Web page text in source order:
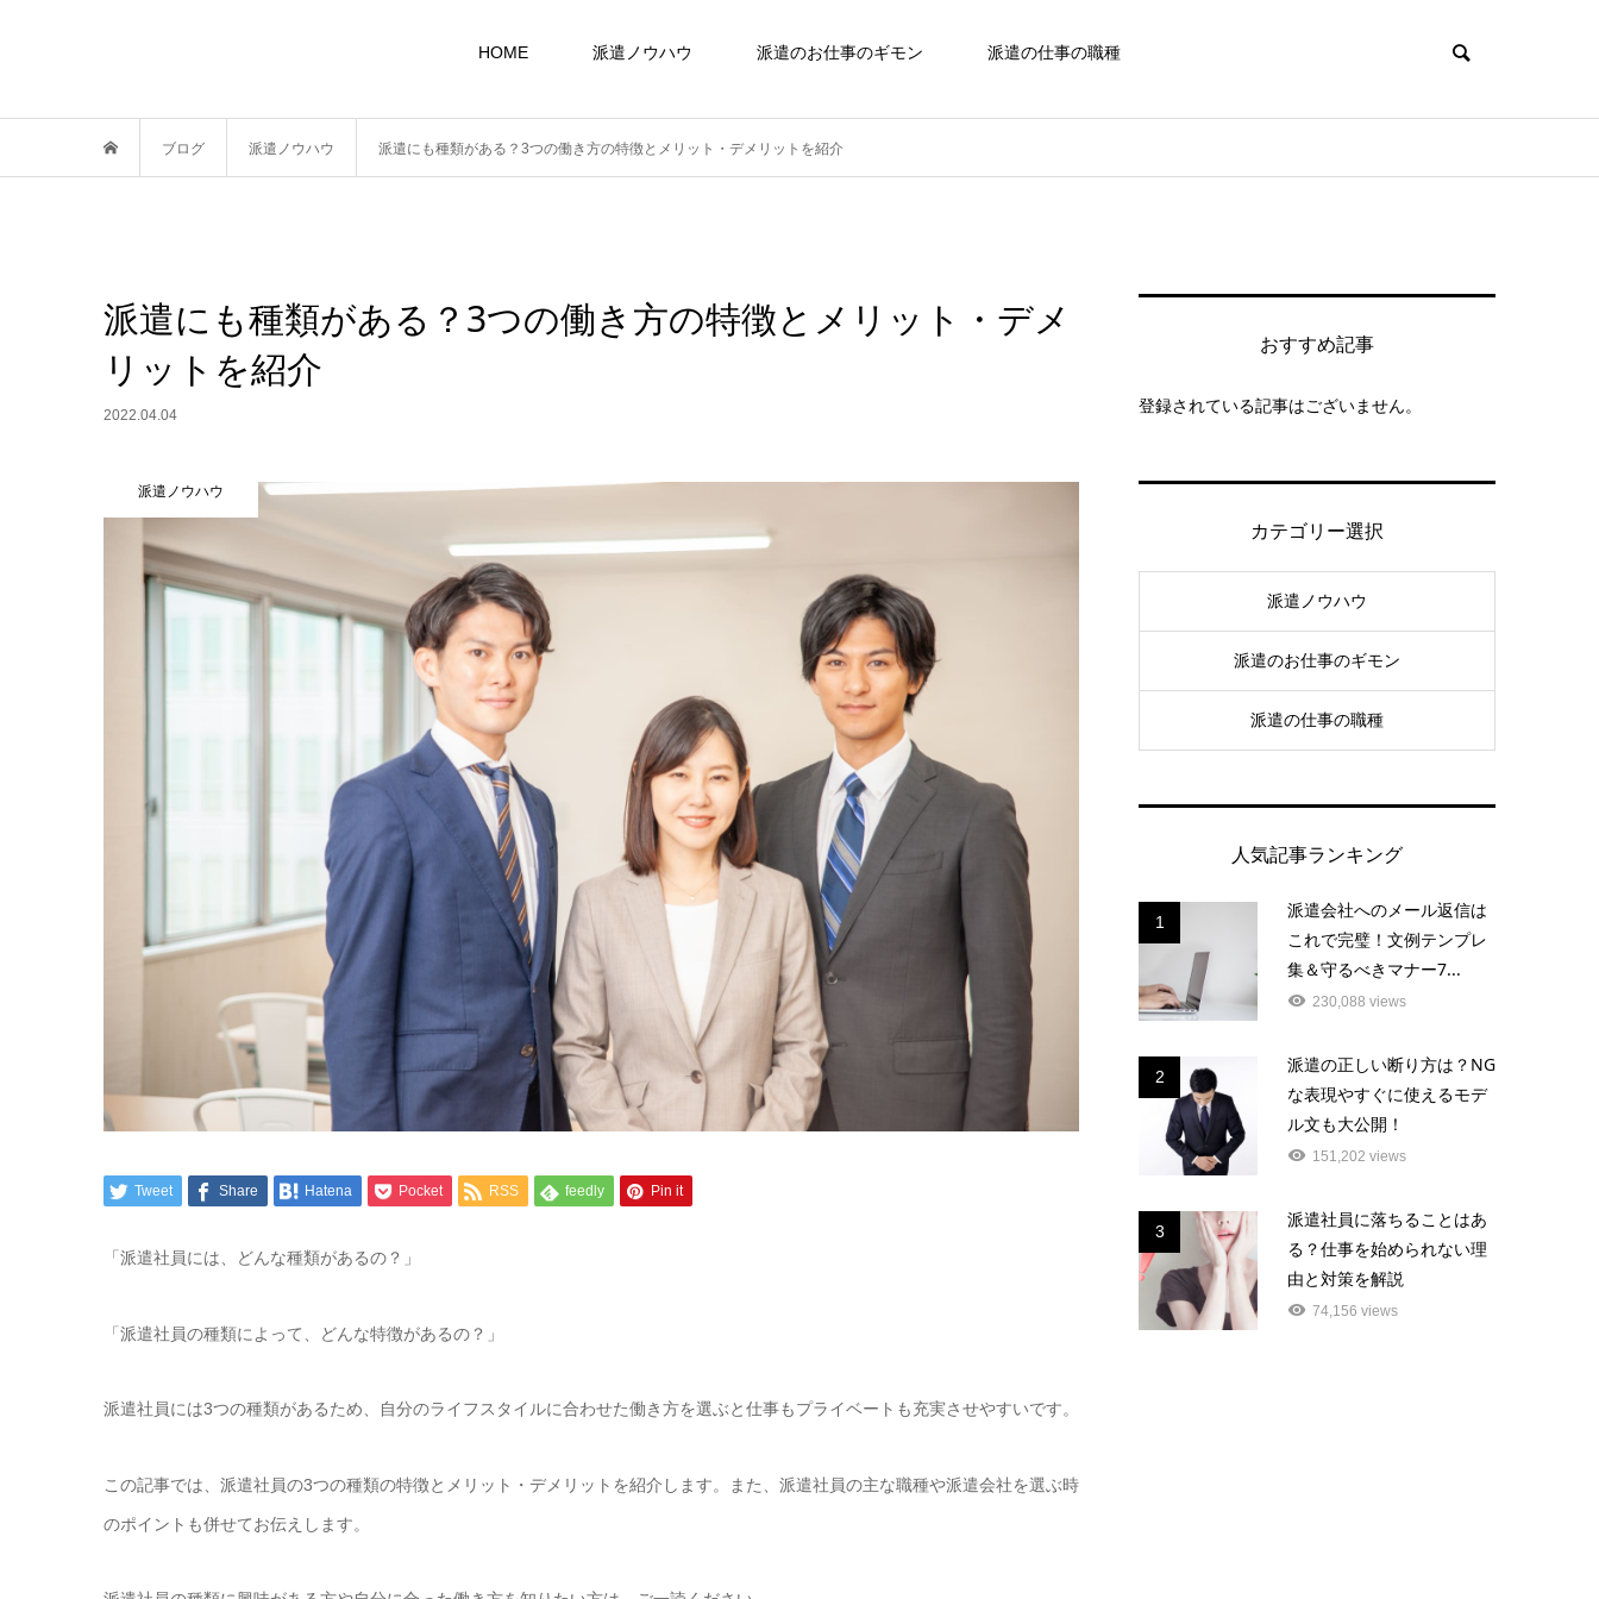
HOME 派遣ノウハウ 派遣のお仕事のギモン 派遣の仕事の職種
ブログ 派遣ノウハウ 派遣にも種類がある？3つの働き方の特徴とメリット・デメリットを紹介
派遣にも種類がある？3つの働き方の特徴とメリット・デメ
リットを紹介
2022.04.04
派遣ノウハウ
Tweet Share Hatena Pocket RSS feedly Pin it
「派遣社員には、どんな種類があるの？」
「派遣社員の種類によって、どんな特徴があるの？」
派遣社員には3つの種類があるため、自分のライフスタイルに合わせた働き方を選ぶと仕事もプライベートも充実させやすいです。
この記事では、派遣社員の3つの種類の特徴とメリット・デメリットを紹介します。また、派遣社員の主な職種や派遣会社を選ぶ時
のポイントも併せてお伝えします。
おすすめ記事
登録されている記事はございません。
カテゴリー選択
派遣ノウハウ
派遣のお仕事のギモン
派遣の仕事の職種
人気記事ランキング
1
派遣会社へのメール返信は
これで完璧！文例テンプレ
集＆守るべきマナー7...
230,088 views
2
派遣の正しい断り方は？NG
な表現やすぐに使えるモデ
ル文も大公開！
151,202 views
3
派遣社員に落ちることはあ
る？仕事を始められない理
由と対策を解説
74,156 views